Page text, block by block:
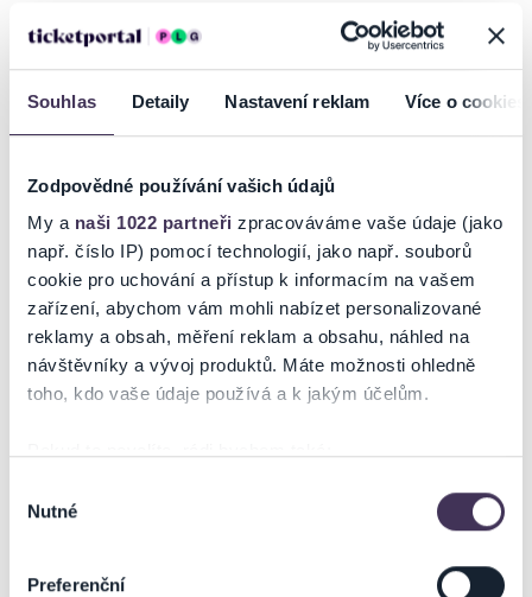
Souhlas Detaily Nastavení reklam Více o cookies
Zodpovědné používání vašich údajů
My a naši 1022 partneři zpracováváme vaše údaje (jako
např. číslo IP) pomocí technologií, jako např. souborů
cookie pro uchování a přístup k informacím na vašem
zařízení, abychom vám mohli nabízet personalizované
reklamy a obsah, měření reklam a obsahu, náhled na
návštěvníky a vývoj produktů. Máte možnosti ohledně
toho, kdo vaše údaje používá a k jakým účelům.
které mohou být přesné na několik metrů
skenování pro konkrétní charakteristiky (otisk prstu)
souhlasu
Nutné
Preferenční
Konverzační komedie s překvapivými zvraty.
Oba doufají, že jejich celoživotní herecké dílo bude odměněno. Čas do
večerního ceremoniálu si krátí diskusemi o vhodném oblečení a
konečně publikum, které tolik potřebují. Mladý poslíček ovšem svými
zvídavými otázkami brzy odhalí, že ne vše, co si myslí a říkají, je
pravda. A na závěr přijde velké překvapení.
Ticketportal je zárukou pravosti vstupenek
Na stránkách společnosti Ticketportal si vždy zakoupíte
Ticketportal nemůže zaručit pravost vstupenek
zakoupených na přeprodejních portálech. Ticketportal s
těmito společnostmi nemá nic společného a tento
Portál Ticketportal.cz je online tržištěm.
Smlouvu o účasti